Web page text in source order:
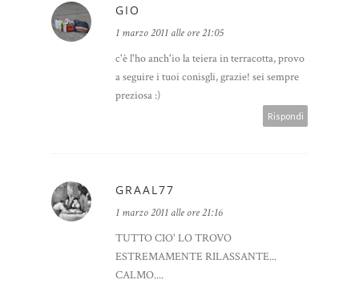
GIO
1 marzo 2011 alle ore 21:05
c'è l'ho anch'io la teiera in terracotta, provo
a seguire i tuoi conisgli, grazie! sei sempre
preziosa :)
Rispondi
GRAAL77
1 marzo 2011 alle ore 21:16
TUTTO CIO' LO TROVO
ESTREMAMENTE RILASSANTE...
CALMO....